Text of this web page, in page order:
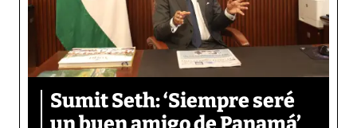
Sumit Seth: ‘Siempre seré